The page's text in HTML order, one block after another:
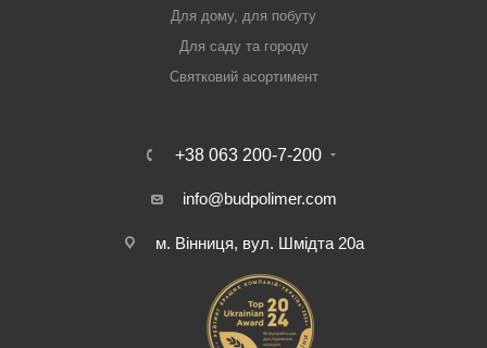
Для дому, для побуту
Для саду та городу
Святковий асортимент
+38 063 200-7-200
info@budpolimer.com
м. Вінниця, вул. Шмідта 20а